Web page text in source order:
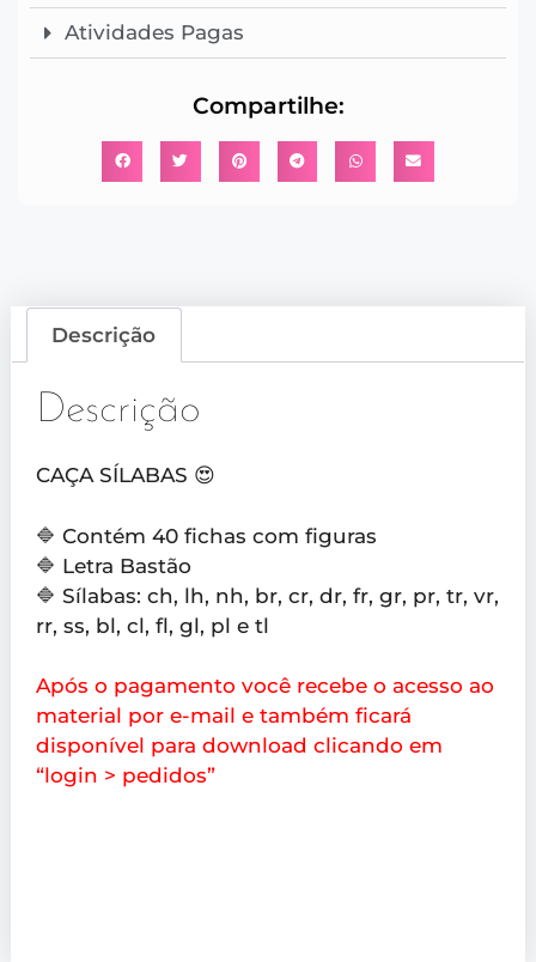
Atividades Pagas
Compartilhe:
Descrição
Descrição
CAÇA SÍLABAS 😍
🔷 Contém 40 fichas com figuras
🔷 Letra Bastão
🔷 Sílabas: ch, lh, nh, br, cr, dr, fr, gr, pr, tr, vr,
rr, ss, bl, cl, fl, gl, pl e tl
Após o pagamento você recebe o acesso ao
material por e-mail e também ficará
disponível para download clicando em
“login > pedidos”